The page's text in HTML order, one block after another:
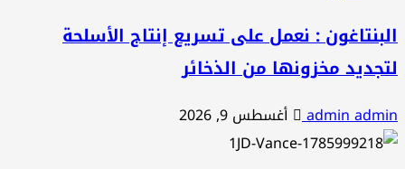
البنتاغون : نعمل على تسريع إنتاج الأسلحة
لتجديد مخزونها من الذخائر
admin admin أغسطس 9, 2026